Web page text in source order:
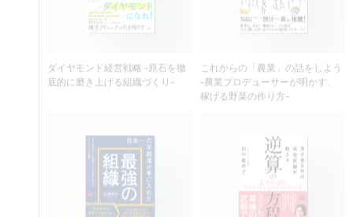
底的に磨き上げる組織づくり-
-農業プロデューサーが明かす、
稼げる野菜の作り方-